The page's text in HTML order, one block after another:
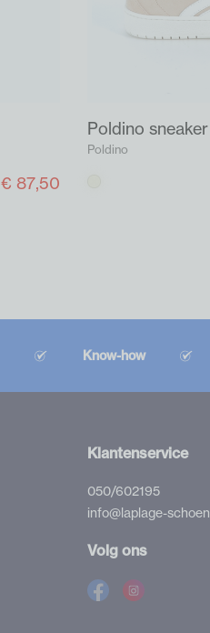
€ 87,50
Poldino
Poldino
Know-how
Klantenservice
050/602195
info@laplage-
Volg ons
Facebook
La
Instagram
La